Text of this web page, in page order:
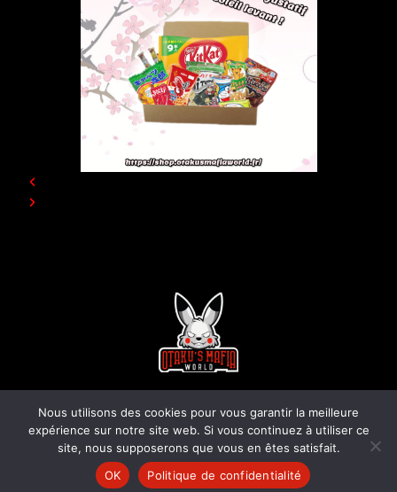
© 2024 otakusmafiaworld.fr Tous droits réservés. Propulsé par
Webinflu.
Mentions légales -Charte concours
Nous utilisons des cookies pour vous garantir la meilleure
expérience sur notre site web. Si vous continuez à utiliser ce
site, nous supposerons que vous en êtes satisfait.
OK
Politique de confidentialité